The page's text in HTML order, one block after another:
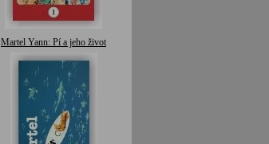
Martel Yann: Pí a jeho život